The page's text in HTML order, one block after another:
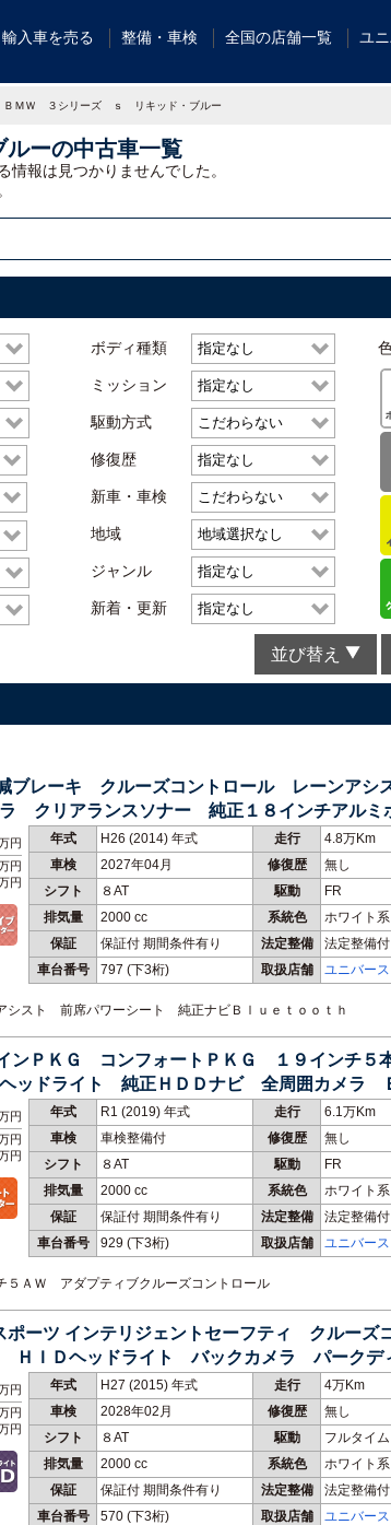
輸入車を売る 整備・車検 全国の店舗一覧 ユ
ＢＭＷ ３シリーズ ｓ リキッド・ブルー
ーの中古車一覧
報は見つかりませんでした。
ボディ種類
ミッション
駆動方式
修復歴
新車・車検
地域
ジャンル
新着・更新
並び替え
ブレーキ クルーズコントロール レーンアシ
クリアランスソナー 純正１８インチアルミ
年式 H26 (2014) 年式 走行
4.8万Km
車検
2027年04月 修復歴
無し
シフト
８AT 駆動
FR
排気量
2000 cc 系統色
ホワイト系
保証
保証付 期間条件有り 法定整備
法定整備付
車台番号
797 (下3桁) 取扱店舗 ユニバー
円
円
円
スト 前席パワーシート 純正ナビＢｌｕｅｔｏｏｔｈ
ンＰＫＧ コンフォートＰＫＧ １９インチ５
ッドライト 純正ＨＤＤナビ 全周囲カメラ
年式 R1 (2019) 年式 走行
6.1万Km
車検
車検整備付 修復歴
無し
シフト
８AT 駆動
FR
排気量
2000 cc 系統色
ホワイト系
保証
保証付 期間条件有り 法定整備
法定整備付
車台番号
929 (下3桁) 取扱店舗 ユニバー
円
円
円
ＡＷ アダプティブクルーズコントロール
ーツ インテリジェントセーフティ クルーズ
ＩＤヘッドライト バックカメラ パークデ
年式 H27 (2015) 年式 走行
4万Km
車検
2028年02月 修復歴
無し
シフト
８AT 駆動
フルタイ
排気量
2000 cc 系統色
ホワイト系
保証
保証付 期間条件有り 法定整備
法定整備付
車台番号
570 (下3桁) 取扱店舗 ユニバー
円
円
円